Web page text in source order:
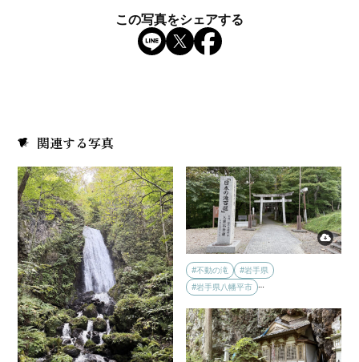
この写真をシェアする
関連する写真
#不動の滝
#岩手県
#岩手県八幡平市